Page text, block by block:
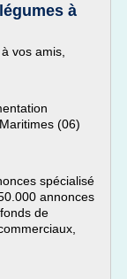
à
vos amis,
(06)
spécialisé
annonces
de